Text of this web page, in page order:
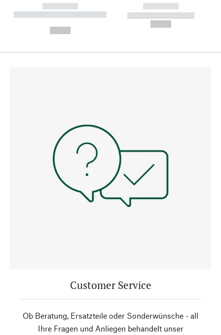
------------
----------- ----------- --------
------------
----------- -----------
Customer Service
Ob Beratung, Ersatzteile oder Sonderwünsche - all
Ihre Fragen und Anliegen behandelt unser